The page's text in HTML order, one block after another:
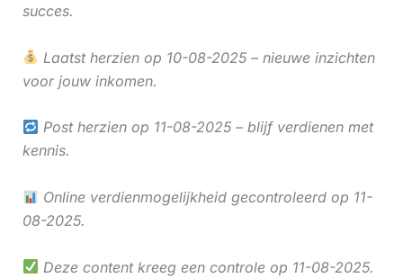
succes.
Laatst herzien op 10-08-2025 – nieuwe inzichten
voor jouw inkomen.
Post herzien op 11-08-2025 – blijf verdienen met
kennis.
Online verdienmogelijkheid gecontroleerd op 11-
08-2025.
Deze content kreeg een controle op 11-08-2025.